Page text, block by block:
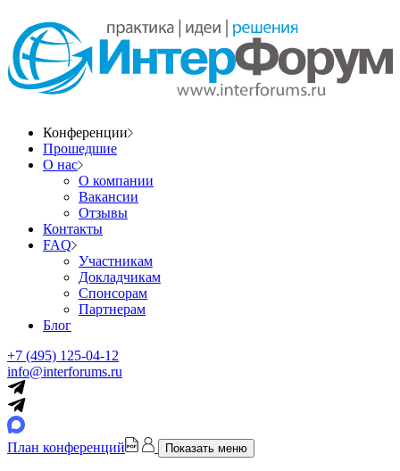
Конференции
Прошедшие
О нас
О компании
Вакансии
Отзывы
Контакты
FAQ
Участникам
Докладчикам
Спонсорам
Партнерам
Блог
+7 (495) 125-04-12
info@interforums.ru
План конференций Показать меню